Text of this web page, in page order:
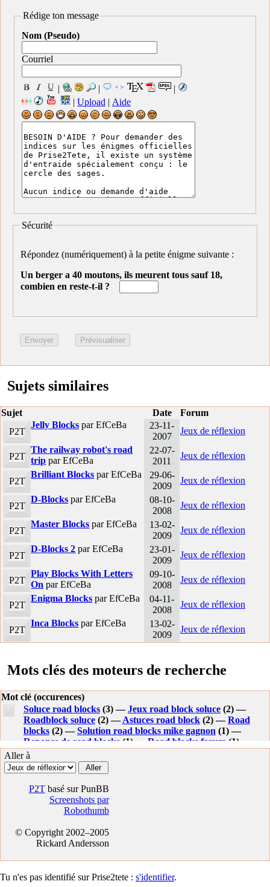
Rédige ton message
Nom (Pseudo)
Courriel
| |
|
| Upload | Aide
Sécurité
Répondez (numériquement) à la petite énigme suivante :
Un berger a 40 moutons, ils meurent tous sauf 18,
combien en reste-t-il ?
Sujets similaires
Sujet Date
Forum
P2T
Jelly Blocks par EfCeBa
23-11-
2007
Jeux de réflexion
P2T
The railway robot's road
trip par EfCeBa
22-07-
2011
Jeux de réflexion
P2T
Brilliant Blocks par EfCeBa
29-06-
2009
Jeux de réflexion
P2T
D-Blocks par EfCeBa
08-10-
2008
Jeux de réflexion
P2T
Master Blocks par EfCeBa
13-02-
2009
Jeux de réflexion
P2T
D-Blocks 2 par EfCeBa
23-01-
2009
Jeux de réflexion
P2T
Play Blocks With Letters
On par EfCeBa
09-10-
2008
Jeux de réflexion
P2T
Enigma Blocks par EfCeBa
04-11-
2008
Jeux de réflexion
P2T
Inca Blocks par EfCeBa
13-02-
2009
Jeux de réflexion
Mots clés des moteurs de recherche
Mot clé (occurences)
Soluce road blocks(3) —Jeux road block soluce(2) —
Roadblock soluce(2) —Astuces road block(2) —Road
blocks(2) —Solution road blocks mike gagnon (1) —
Reponse de read blocks(1) — Road blocks forum (1) —
Aide roads blocks
Soluce road blocks 2(1) —
Aller à
P2Tbasé sur PunBB
Screenshots par
Robothumb
© Copyright 2002–2005
Rickard Andersson
Tu n'es pas identifié sur Prise2tete : s'identifier.